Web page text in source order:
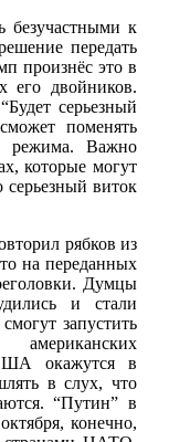
к
передать
произнёс это в
его двойников.
серьезный
поменять
режима. Важно
которые могут
виток
рябков из
на переданных
Думцы
и стали
запустить
окажутся в
в слух, что
“Путин” в
конечно,